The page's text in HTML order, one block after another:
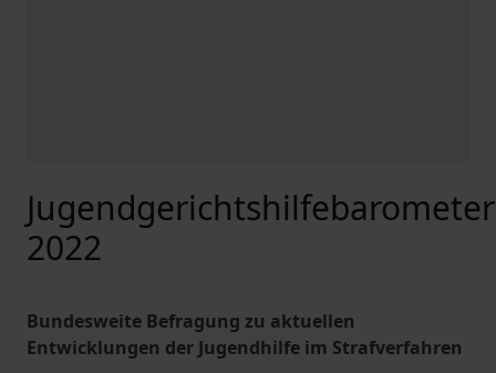
Jugendgerichtshilfebarometer
2022
Bundesweite Befragung zu aktuellen
Entwicklungen der Jugendhilfe im Strafverfahren